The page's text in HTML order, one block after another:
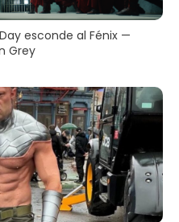
esconde al Fénix —
Grey